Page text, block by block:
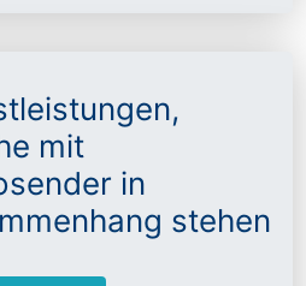
mit
in
stehen